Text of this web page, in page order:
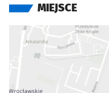
MIEJSCE